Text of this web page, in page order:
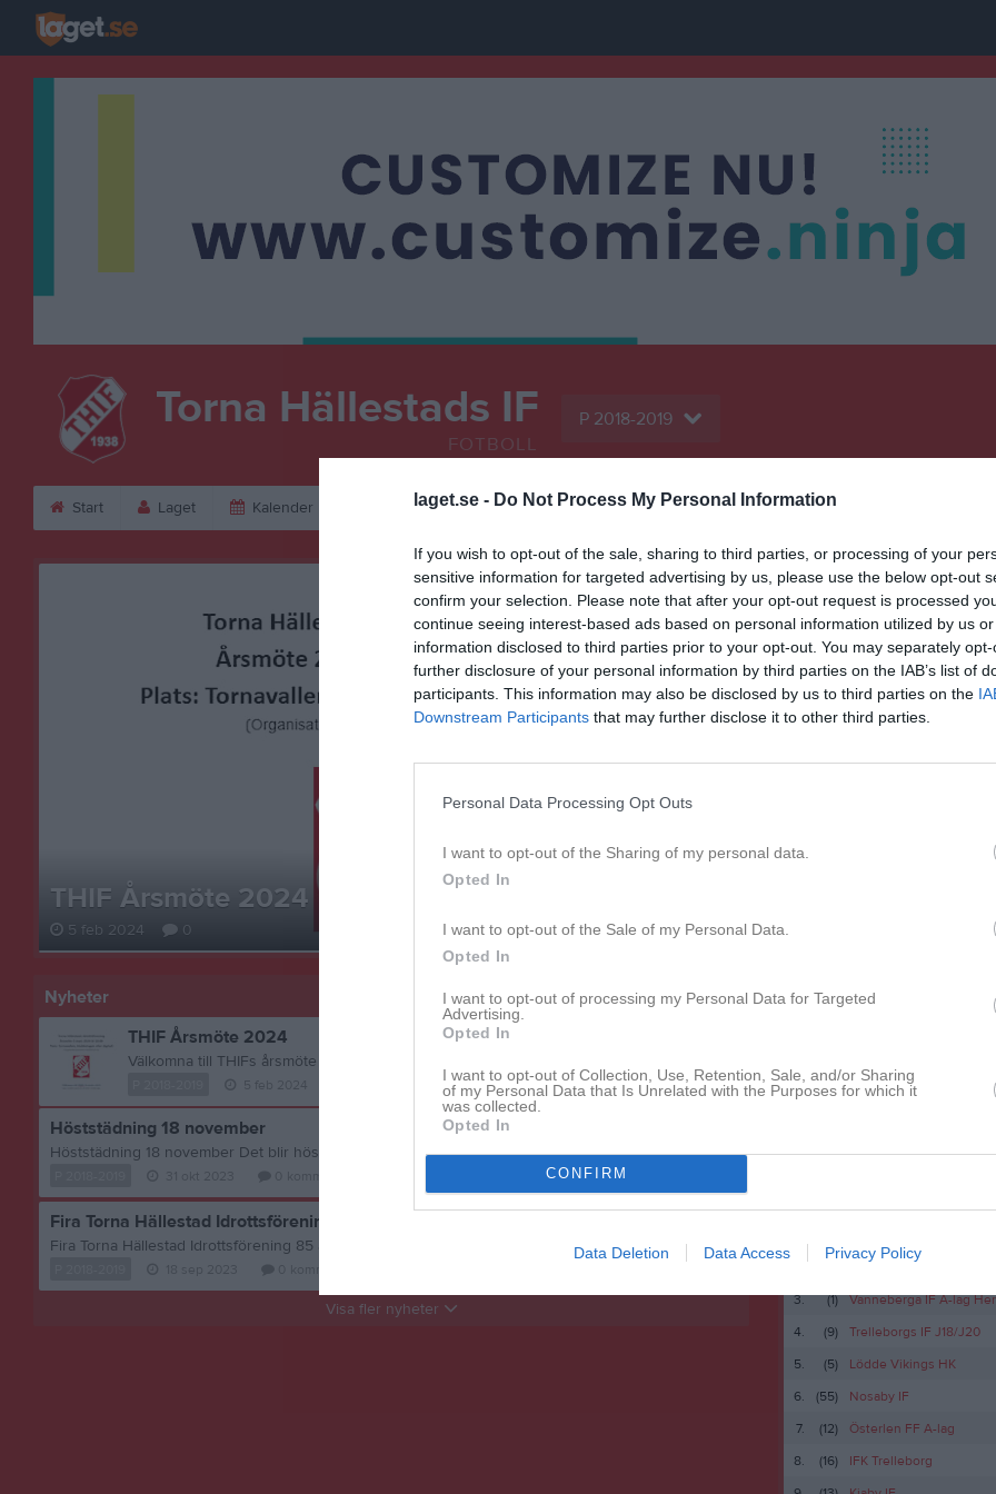
laget.se - Do Not Process My Personal Information
If you wish to opt-out of the sale, sharing to third parties, or processing of your
sensitive information for targeted advertising by us, please use the below opt-out
confirm your selection. Please note that after your opt-out request is processed
continue seeing interest-based ads based on personal information utilized by us
information disclosed to third parties prior to your opt-out. You may separately
further disclosure of your personal information by third parties on the IAB’s list of
participants. This information may also be disclosed by us to third parties on the
Downstream Participants that may further disclose it to other third parties.
Personal Data Processing Opt Outs
I want to opt-out of the Sharing of my personal data.
Opted In
I want to opt-out of the Sale of my Personal Data.
Opted In
I want to opt-out of processing my Personal Data for Targeted
Advertising.
Opted In
I want to opt-out of Collection, Use, Retention, Sale, and/or Sharing
of my Personal Data that Is Unrelated with the Purposes for which it
was collected.
Opted In
CONFIRM
Data Deletion Data Access Privacy Policy
Torna Hällestads IF
FOTBOLL
P 2018-2019
Start Laget Kalender Om laget Kontakt
THIF Årsmöte 2024
5 feb 2024 0 31 okt 2023
Nyheter Lagnyheter
THIF Årsmöte 2024
Höststädning 18 november
Höststädning 18 november Det blir höststädning/fixardag 18 november. Tider 09:00 Start med tennisbanan 10:00 Start med fotbollsplanen o kiosken 12:00 Klart! (Senast) Vad ska göras Bord,bänkar, grillar, soptunnor mm samlas framför kiosken. Det staplas och pusslas.Kiosken ska plastas in Målen samlas vid kontainrarna Tennisbanan stängs Pumptrack vinterfixas - ogräs rensning och packa grusmmVarje lag bidrar med ett antal föräldrar och spelare. Alla händer välkomna! Hälsningar Styrelsen
Fira Torna Hällestad Idrottsförening 85 år
Fira Torna Hällestad Idrottsförening 85 år Söndag 24 september kl 16:00 på Tornavallen * Torna Hällestad Herrar möter Dalby Herrar * Vi grillar och det finns nylagad falafel * Vi har kaffe och fika Vi ses på Tornavallen!
Visa fler nyheter
På gång
Inga kommande
Nyheter från föreningen
Nosaby IF P-2012
3.
(1)
Vanneberga IF A-lag
4.
(9)
Trelleborgs IF J18/J20
5.
(5)
Lödde Vikings HK
6.
(55)
Nosaby IF
7.
(12)
Österlen FF A-lag
8.
(16)
IFK Trelleborg